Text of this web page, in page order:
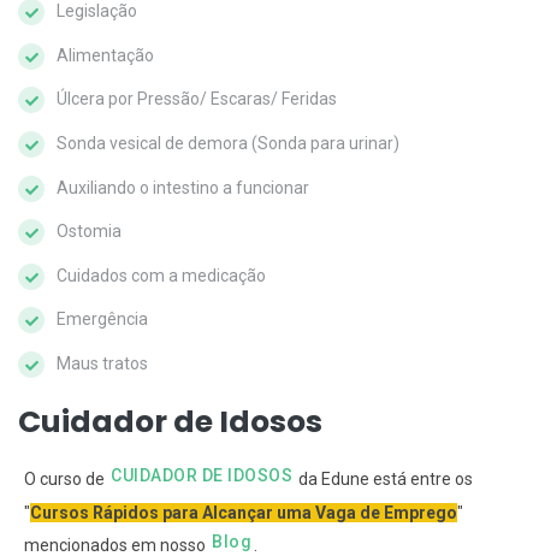
Legislação
Alimentação
Úlcera por Pressão/ Escaras/ Feridas
Sonda vesical de demora (Sonda para urinar)
Auxiliando o intestino a funcionar
Ostomia
Cuidados com a medicação
Emergência
Maus tratos
Cuidador de Idosos
O curso de CUIDADOR DE IDOSOS da Edune está entre os
"Cursos Rápidos para Alcançar uma Vaga de Emprego"
mencionados em nosso Blog